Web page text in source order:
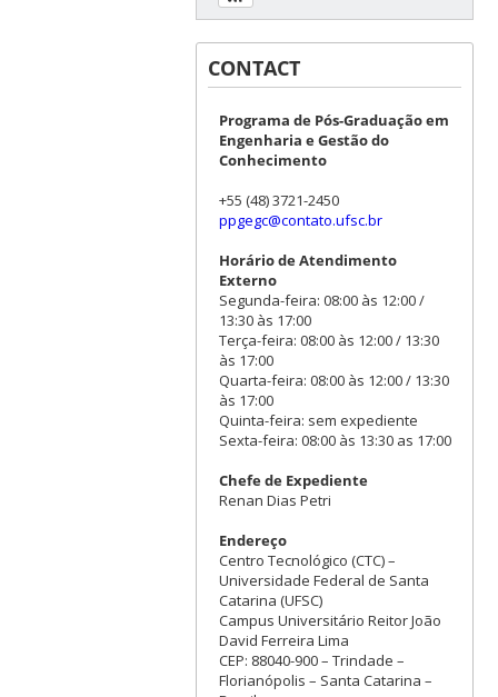
CONTACT
Programa de Pós-Graduação em
Engenharia e Gestão do
Conhecimento
+55 (48) 3721-2450
ppgegc@contato.ufsc.br
Horário de Atendimento
Externo
Segunda-feira: 08:00 às 12:00 /
13:30 às 17:00
Terça-feira: 08:00 às 12:00 / 13:30
às 17:00
Quarta-feira: 08:00 às 12:00 / 13:30
às 17:00
Quinta-feira: sem expediente
Sexta-feira: 08:00 às 13:30 as 17:00
Chefe de Expediente
Renan Dias Petri
Endereço
Centro Tecnológico (CTC) –
Universidade Federal de Santa
Catarina (UFSC)
Campus Universitário Reitor João
David Ferreira Lima
CEP: 88040-900 – Trindade –
Florianópolis – Santa Catarina –